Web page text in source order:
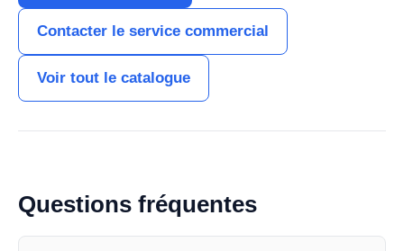
Contacter le service commercial
Voir tout le catalogue
Questions fréquentes